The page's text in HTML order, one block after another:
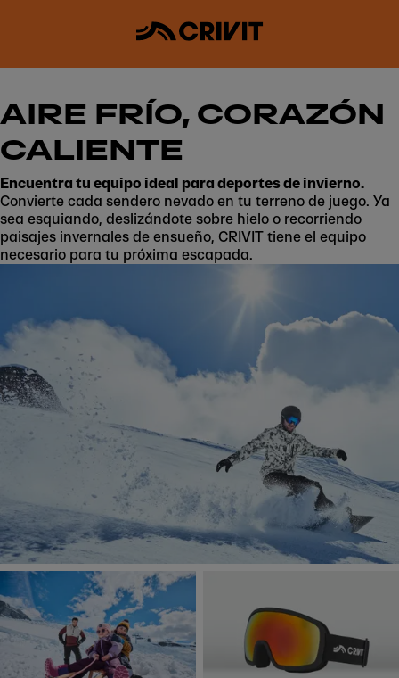
AIRE FRÍO, CORAZÓN
CALIENTE
Encuentra tu equipo ideal para deportes de invierno.
Convierte cada sendero nevado en tu terreno de juego. Ya
sea esquiando, deslizándote sobre hielo o recorriendo
paisajes invernales de ensueño, CRIVIT tiene el equipo
necesario para tu próxima escapada.